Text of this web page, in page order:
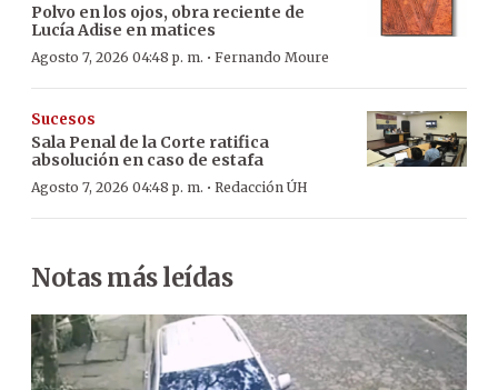
Polvo en los ojos, obra reciente de
Lucía Adise en matices
Agosto 7, 2026 04:48 p. m. · Fernando Moure
Sucesos
Sala Penal de la Corte ratifica
absolución en caso de estafa
Agosto 7, 2026 04:48 p. m. · Redacción ÚH
Notas más leídas